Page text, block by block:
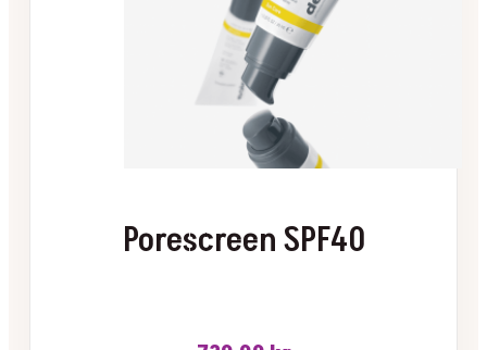
Porescreen SPF40